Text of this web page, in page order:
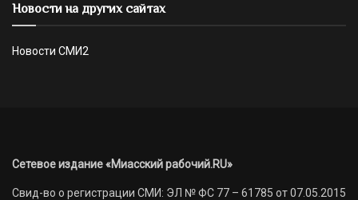
Новости на других сайтах
Новости СМИ2
Сетевое издание «Миасский рабочий.RU»
Свид-во о регистрации СМИ: ЭЛ № ФС 77 – 61785 от 07.05.2015